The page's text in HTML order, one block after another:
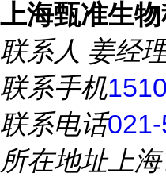
上海甄准生
联系人 姜经
联系手机
联系电话
所在地址上